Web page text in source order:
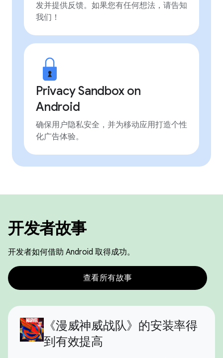
发并提供反馈。如果您有任何想法，请告知
我们！
Privacy Sandbox on
Android
确保用户隐私安全，并为移动应用打造个性
化广告体验。
开发者故事
开发者如何借助 Android 取得成功。
查看所有故事
《漫威神威战队》的安装率得
到有效提高